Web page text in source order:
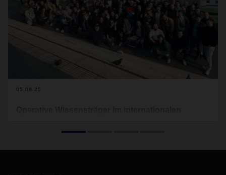
05.08.25
sogenannten DENOs (DACHSER Expert Network